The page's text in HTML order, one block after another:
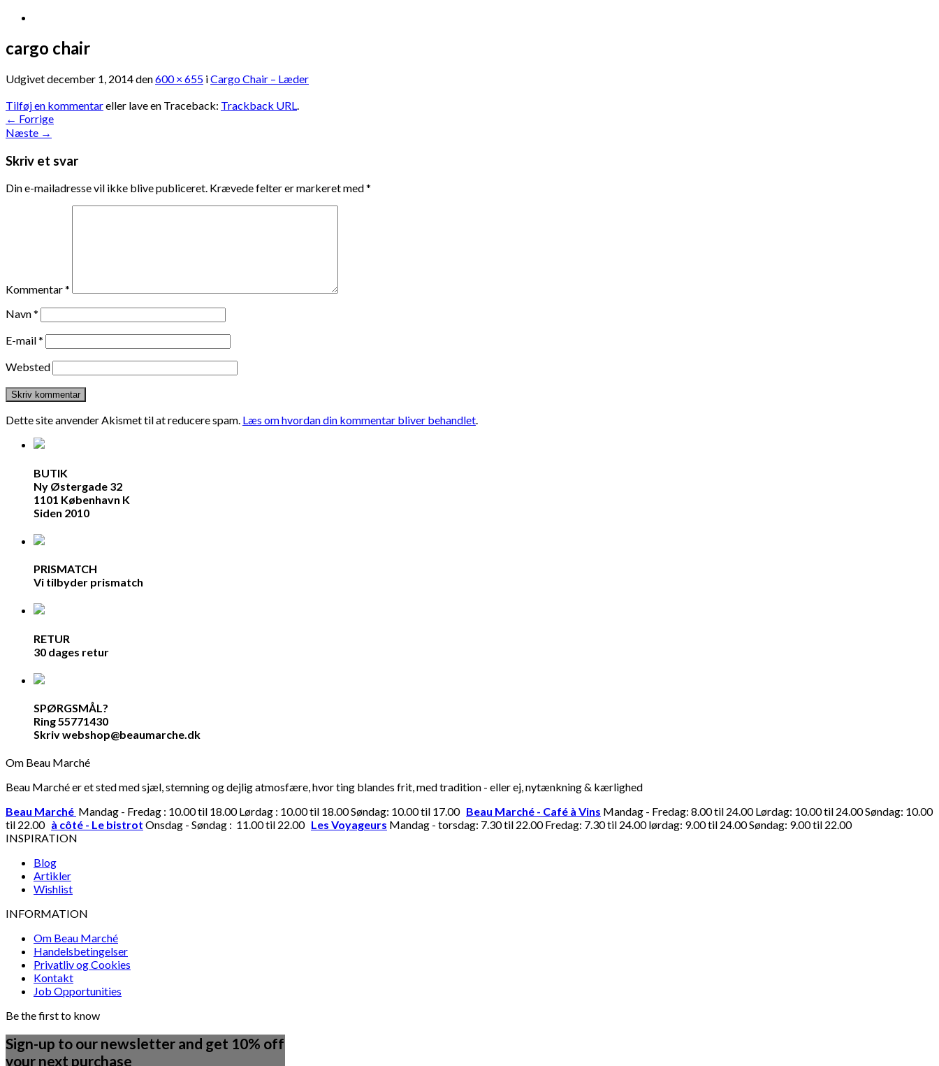
cargo chair
Udgivetdecember 1, 2014den600 × 655 iCargo Chair – Læder
Tilføj en kommentareller lave en Traceback: Trackback URL.
← Forrige
Næste →
Skriv et svar
Din e-mailadresse vil ikke blive publiceret. Krævede felter er markeret med*
Kommentar*
Navn*
E-mail*
Websted
Dette site anvender Akismet til at reducere spam. Læs om hvordan din kommentar bliver behandlet.
BUTIK
Ny Østergade 32
1101 København K
Siden 2010
PRISMATCH
Vi tilbyder prismatch
RETUR
30 dages retur
SPØRGSMÅL?
Ring 55771430
Skriv webshop@beaumarche.dk
Om Beau Marché
Beau Marché er et sted med sjæl, stemning og dejlig atmosfære, hvor ting blandes frit, med tradition - eller ej, nytænkning & kærlighed
Beau Marché Mandag - Fredag : 10.00 til 18.00 Lørdag : 10.00 til 18.00 Søndag: 10.00 til 17.00 Beau Marché - Café à Vins Mandag - Fredag: 8.00 til 24.00 Lørdag: 10.00 til 24.00 Søndag: 10.00
til 22.00 à côté - Le bistrot Onsdag - Søndag : 11.00 til 22.00 Les Voyageurs Mandag - torsdag: 7.30 til 22.00 Fredag: 7.30 til 24.00 lørdag: 9.00 til 24.00 Søndag: 9.00 til 22.00
INSPIRATION
Blog
Artikler
Wishlist
INFORMATION
Om Beau Marché
Handelsbetingelser
Privatliv og Cookies
Kontakt
Job Opportunities
Be the first to know
Sign-up to our newsletter and get 10% off
your next purchase